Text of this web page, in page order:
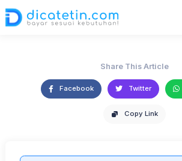
27 Jun 2025 3,576 views
https://unsplash.com/photos/person-writing-on-
white-ceramic-mug-s9CC2SKySJM
Share This Article
Facebook Twitter
Copy Link